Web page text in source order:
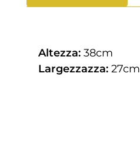
Altezza: 38cm
Largezzazza: 27cm